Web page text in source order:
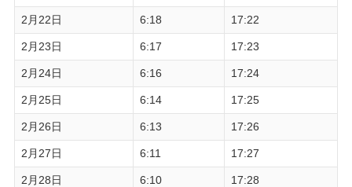
2月22日 6:18 17:22
2月23日 6:17 17:23
2月24日 6:16 17:24
2月25日 6:14 17:25
2月26日 6:13 17:26
2月27日 6:11 17:27
2月28日 6:10 17:28